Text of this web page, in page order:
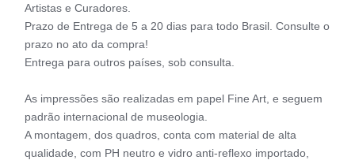
Artistas e Curadores.
Prazo de Entrega de 5 a 20 dias para todo Brasil. Consulte o
prazo no ato da compra!
Entrega para outros países, sob consulta.
As impressões são realizadas em papel Fine Art, e seguem
padrão internacional de museologia.
A montagem, dos quadros, conta com material de alta
qualidade, com PH neutro e vidro anti-reflexo importado,